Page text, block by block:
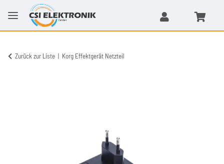
Zurück zur Liste Korg Effektgerät Netzteil